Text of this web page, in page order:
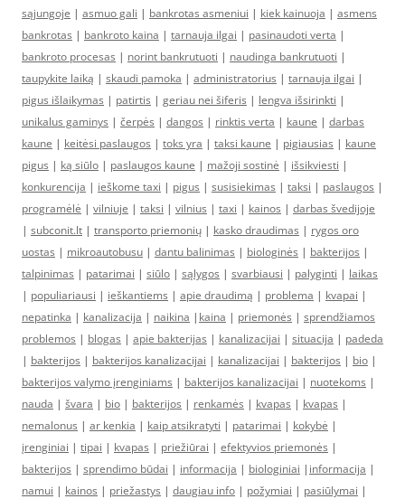
sąjungoje | asmuo gali | bankrotas asmeniui | kiek kainuoja | asmens
bankrotas | bankroto kaina | tarnauja ilgai | pasinaudoti verta |
bankroto procesas | norint bankrutuoti | naudinga bankrutuoti |
taupykite laiką | skaudi pamoka | administratorius | tarnauja ilgai |
pigus išlaikymas | patirtis | geriau nei šiferis | lengva išsirinkti |
unikalus gaminys | čerpės | dangos | rinktis verta | kaune | darbas
kaune | keitėsi paslaugos | toks yra | taksi kaune | pigiausias | kaune
pigus | ką siūlo | paslaugos kaune | mažoji sostinė | išsikviesti |
konkurencija | ieškome taxi | pigus | susisiekimas | taksi | paslaugos |
programėlė | vilniuje | taksi | vilnius | taxi | kainos | darbas švedijoje
| subconit.lt | transporto priemonių | kasko draudimas | rygos oro
uostas | mikroautobusu | dantu balinimas | biologinės | bakterijos |
talpinimas | patarimai | siūlo | sąlygos | svarbiausi | palyginti | laikas
| populiariausi | ieškantiems | apie draudimą | problema | kvapai |
nepatinka | kanalizacija | naikina | kaina | priemonės | sprendžiamos
problemos | blogas | apie bakterijas | kanalizacijai | situacija | padeda
| bakterijos | bakterijos kanalizacijai | kanalizacijai | bakterijos | bio |
bakterijos valymo įrenginiams | bakterijos kanalizacijai | nuotekoms |
nauda | švara | bio | bakterijos | renkamės | kvapas | kvapas |
nemalonus | ar kenkia | kaip atsikratyti | patarimai | kokybė |
įrenginiai | tipai | kvapas | priežiūrai | efektyvios priemonės |
bakterijos | sprendimo būdai | informacija | biologiniai | informacija |
namui | kainos | priežastys | daugiau info | požymiai | pasiūlymai |